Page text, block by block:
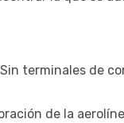
terminales de
de la